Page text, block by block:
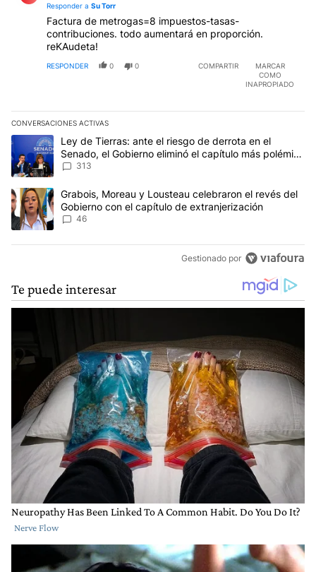
Responder a Su Torr
Factura de metrogas=8 impuestos-tasas-
contribuciones. todo aumentará en proporción.
reKAudeta!
RESPONDER 0 0 COMPARTIR
MARCAR
COMO
INAPROPIADO
CONVERSACIONES ACTIVAS
Este listado muestra los artículos con más comentarios en los
Un artículo de tendencia con el título "Ley de Tierras: ante el
Ley de Tierras: ante el riesgo de derrota en el
Senado, el Gobierno eliminó el capítulo más polémico
del proyecto
313
Un artículo de tendencia con el título "Grabois, Moreau y
Grabois, Moreau y Lousteau celebraron el revés del
Gobierno con el capítulo de extranjerización
46
Gestionado por